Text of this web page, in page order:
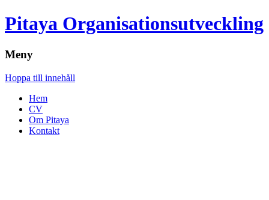
Pitaya Organisationsutveckling
Meny
Hoppa till innehåll
Hem
CV
Om Pitaya
Kontakt